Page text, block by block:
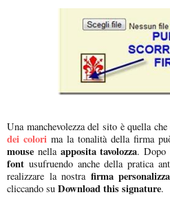
Una manchevolezza del sito è quella che
dei colori ma la tonalità della firma
mouse nellaapposita tavolozza. Dopo
font usufruendo anche della pratica
realizzare la nostrafirma
cliccando su Download this signature.